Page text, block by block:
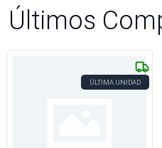
Últimos
ÚLTIMA UNIDAD